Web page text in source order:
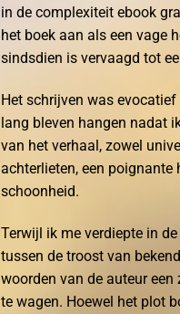
in de complexiteit ebook
het boek aan als een vage
sindsdien is vervaagd tot
Het schrijven was
lang bleven hangen nadat
van het verhaal, zowel
achterlieten, een
schoonheid.
Terwijl ik me verdiepte in
tussen de troost van
woorden van de auteur
te wagen. Hoewel het plot